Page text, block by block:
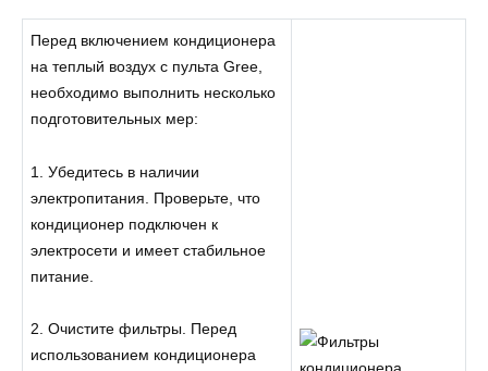
Перед включением кондиционера
на теплый воздух с пульта Gree,
необходимо выполнить несколько
подготовительных мер:
1. Убедитесь в наличии
электропитания. Проверьте, что
кондиционер подключен к
электросети и имеет стабильное
питание.
2. Очистите фильтры. Перед
использованием кондиционера